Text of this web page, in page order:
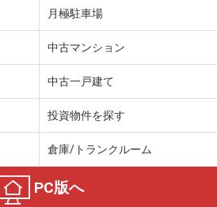
月極駐車場
中古マンション
中古一戸建て
投資物件を探す
倉庫/トランクルーム
PC版へ